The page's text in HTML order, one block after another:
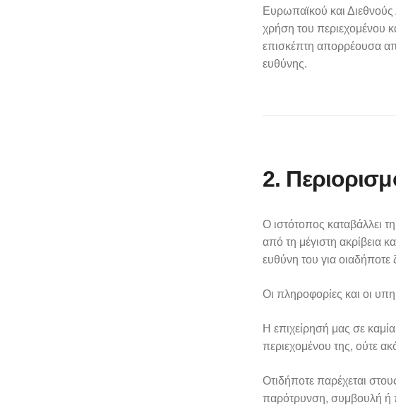
Ευρωπαϊκού και Διεθνούς
χρήση του περιεχομένου
επισκέπτη απορρέουσα
ευθύνης.
2.
Ο ιστότοπος καταβάλλει
από τη μέγιστη ακρίβεια
ευθύνη του για
Οι πληροφορίες και οι
Η επιχείρησή μας σε
περιεχομένου της, ούτε
Οτιδήποτε παρέχεται
παρότρυνση, συμβουλή ή